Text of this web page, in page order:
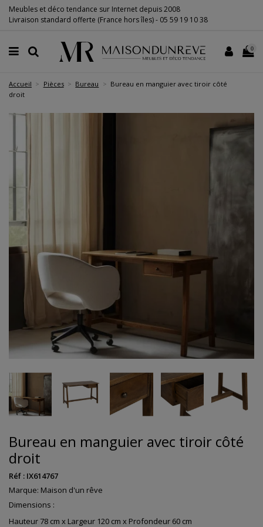
Meubles et déco tendance sur Internet depuis 2008
Livraison standard offerte (France hors îles) - 05 59 19 10 38
0
Accueil Pièces Bureau
Bureau en manguier avec tiroir côté
droit
Bureau en manguier avec tiroir côté
droit
Réf : IX614767
Marque: Maison d'un rêve
Dimensions :
Hauteur 78 cm x Largeur 120 cm x Profondeur 60 cm